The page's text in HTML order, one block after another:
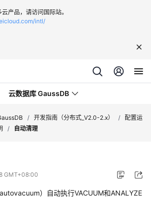
产品，请访问国际站。
intl/
云数据库 GaussDB
/ 开发指南（分布式_V2.0-2.x） /
配置运
/ 自动清理
GMT+08:00
）自动执行VACUUM和ANALYZE